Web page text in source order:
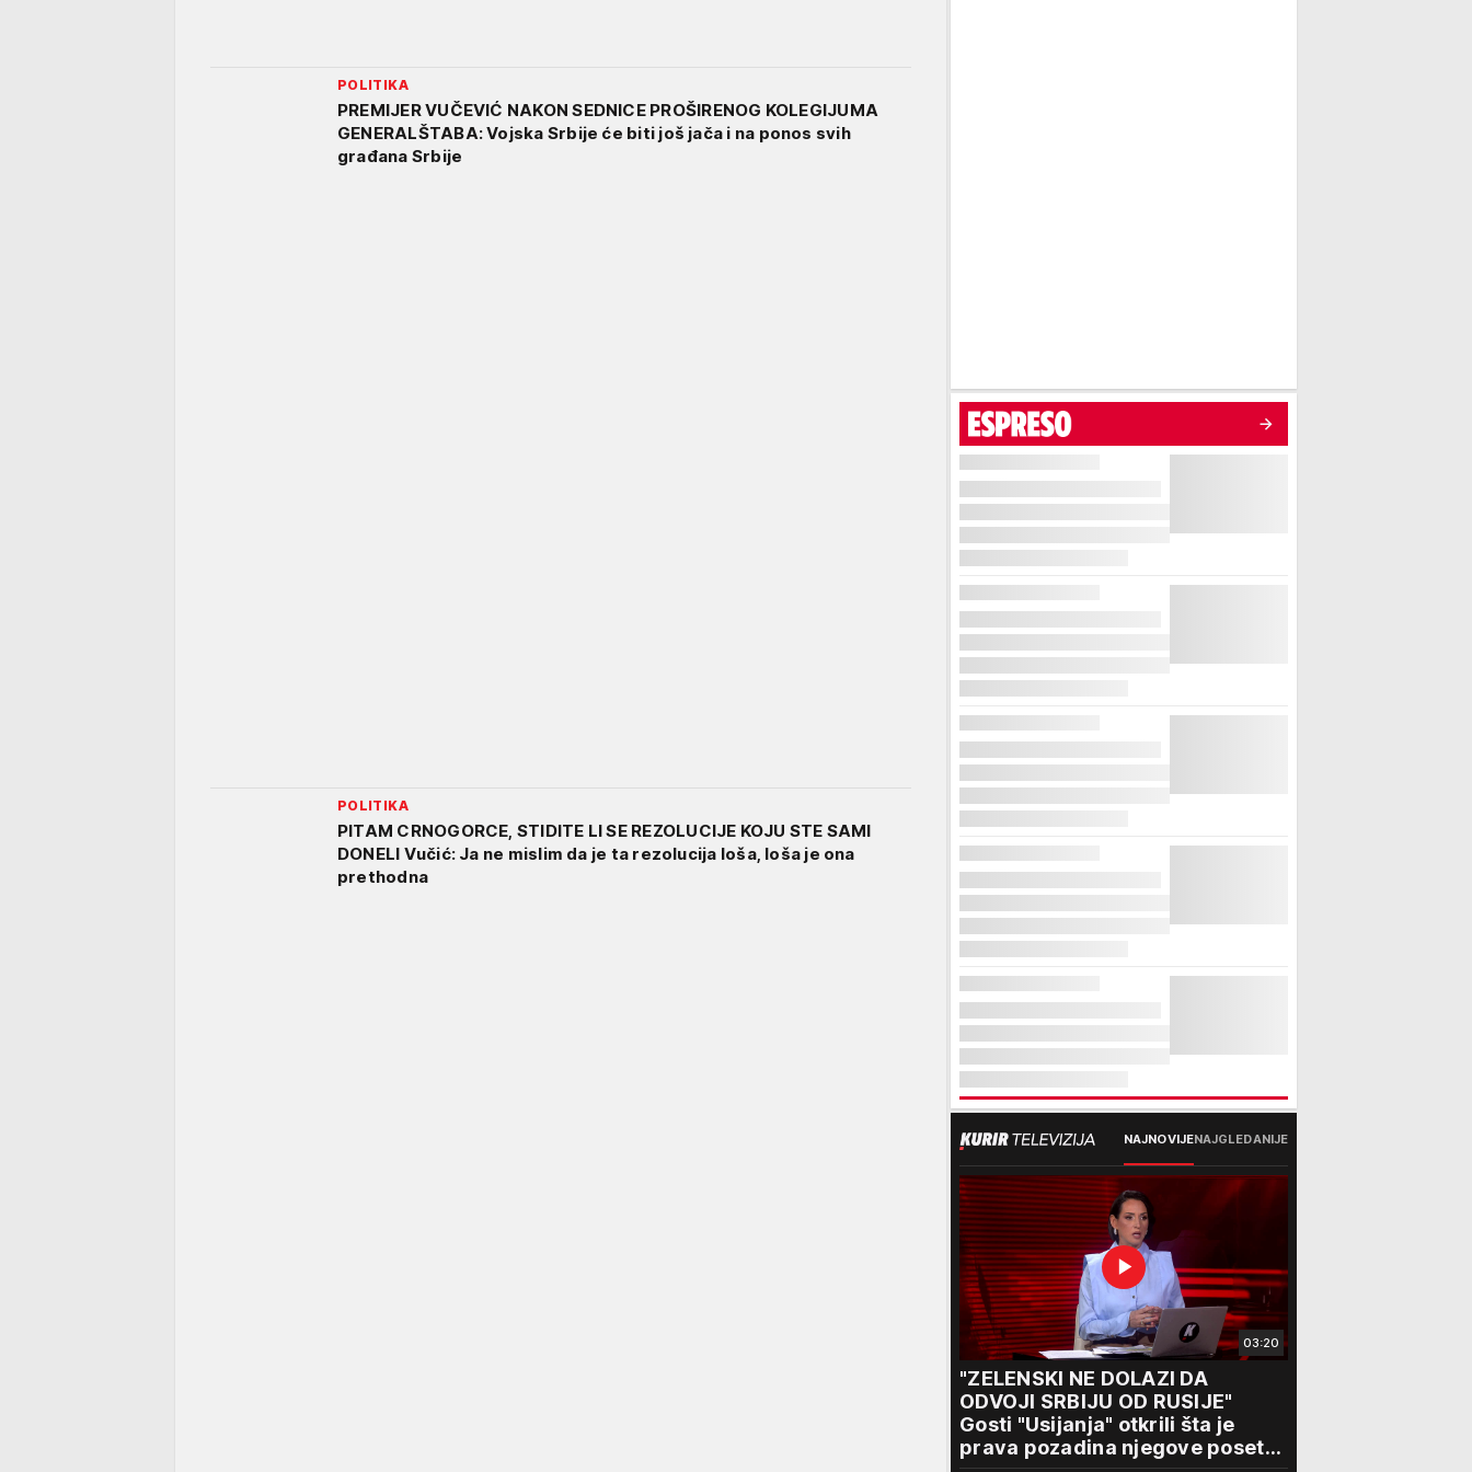
POLITIKA
PREMIJER VUČEVIĆ NAKON SEDNICE PROŠIRENOG KOLEGIJUMA
GENERALŠTABA: Vojska Srbije će biti još jača i na ponos svih
građana Srbije
POLITIKA
PITAM CRNOGORCE, STIDITE LI SE REZOLUCIJE KOJU STE SAMI
DONELI Vučić: Ja ne mislim da je ta rezolucija loša, loša je ona
prethodna
NAJNOVIJENAJGLEDANIJE
03:20
"ZELENSKI NE DOLAZI DA
ODVOJI SRBIJU OD RUSIJE"
Gosti "Usijanja" otkrili šta je
prava pozadina njegove posete